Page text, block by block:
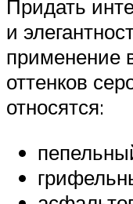
Придать
и
применение
оттенков
относятся: